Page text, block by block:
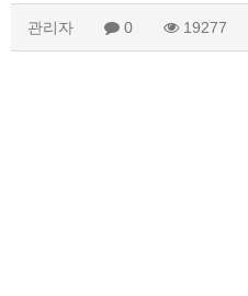
관리자 0 19277